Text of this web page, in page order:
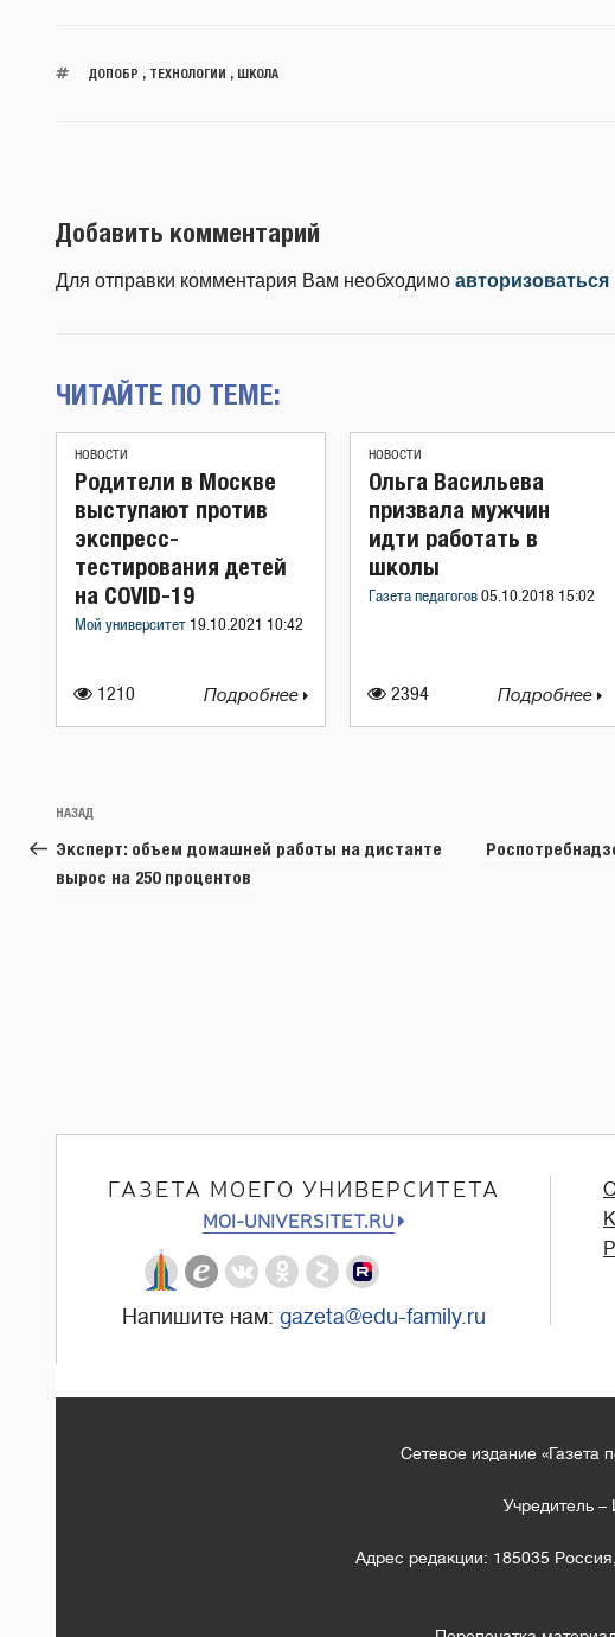
ДОПОБР ТЕХНОЛОГИИ ШКОЛА
Добавить комментарий
Для отправки комментария Вам необходимо авторизоваться
ЧИТАЙТЕ ПО ТЕМЕ:
НОВОСТИ
1210
Родители в Москве
выступают против
экспресс-
тестирования детей
на COVID-19
Мой университет 19.10.2021 10:42
Подробнее
НОВОСТИ
2394
Ольга Васильева
призвала мужчин
идти работать в
школы
Газета педагогов 05.10.2018 15:02
Подробнее
Навигация
по
записям
Предыдущая
запись:
НАЗАД
Эксперт: объем домашней работы на дистанте
вырос на 250 процентов
ГАЗЕТА МОЕГО УНИВЕРСИТЕТА
MOI-UNIVERSITET.RU
Напишите нам: gazeta@edu-family.ru
Сетевое издание «Газета
Учредитель
Адрес редакции: 185035